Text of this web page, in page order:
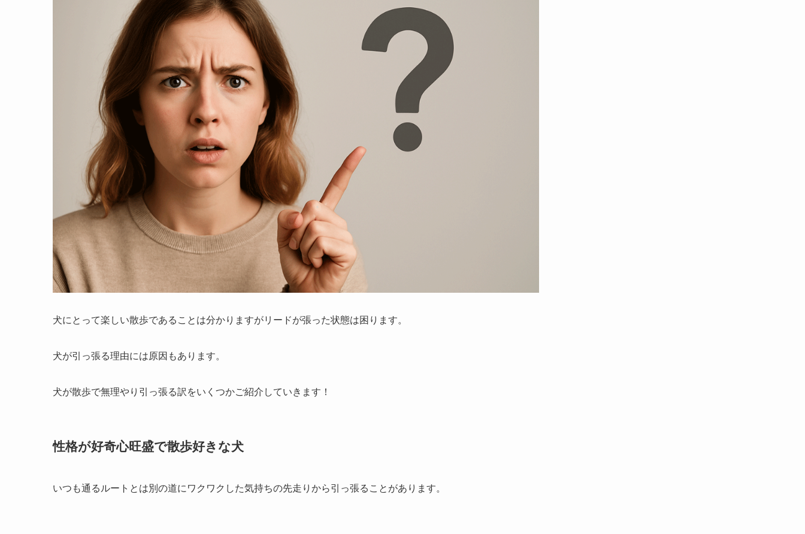
犬にとって楽しい散歩であることは分かりますがリードが張った状態は困ります。
犬が引っ張る理由には原因もあります。
犬が散歩で無理やり引っ張る訳をいくつかご紹介していきます！
性格が好奇心旺盛で散歩好きな犬
いつも通るルートとは別の道にワクワクした気持ちの先走りから引っ張ることがあります。